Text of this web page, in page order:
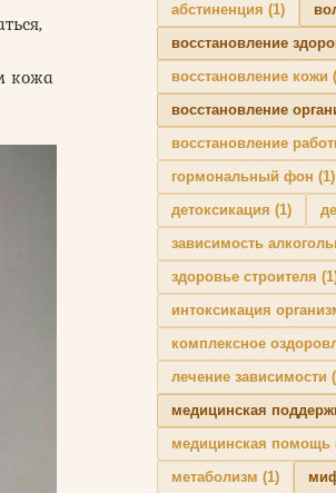
кожа
абстиненция (1)
восстановление
восстановление кожи
восстановление
восстановление
гормональный фон (1)
детоксикация (1)
зависимость
здоровье строителя
интоксикация
комплексное
лечение зависимости
медицинская
медицинская помощь
метаболизм (1)